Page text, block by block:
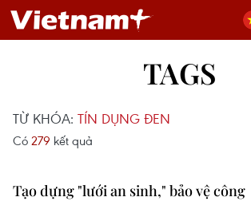
TAGS
TỪ KHÓA: TÍN DỤNG ĐEN
Có 279 kết quả
Tạo dựng "lưới an sinh," bảo vệ công